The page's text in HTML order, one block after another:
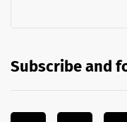
Subscribe and